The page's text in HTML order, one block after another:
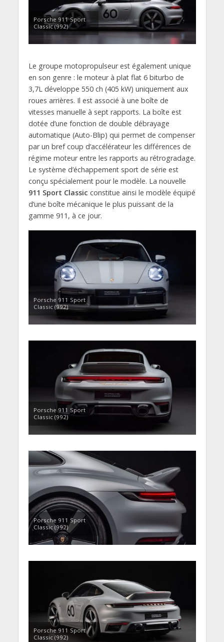
Porsche 911 Sport
Classic (992)
Le groupe motopropulseur est également unique
en son genre : le moteur à plat flat 6 biturbo de
3,7L développe 550 ch (405 kW) uniquement aux
roues arrières. Il est associé à une boîte de
vitesses manuelle à sept rapports. La boîte est
dotée d’une fonction de double débrayage
automatique (Auto-Blip) qui permet de compenser
par un bref coup d’accélérateur les différences de
régime moteur entre les rapports au rétrogradage.
Le système d’échappement sport de série est
conçu spécialement pour le modèle. La nouvelle
911 Sport Classic constitue ainsi le modèle équipé
d’une boîte mécanique le plus puissant de la
gamme 911, à ce jour.
Porsche 911 Sport
Classic (992)
Porsche 911 Sport
Classic (992)
Porsche 911 Sport
Classic (992)
Porsche 911 Sport
Classic (992)